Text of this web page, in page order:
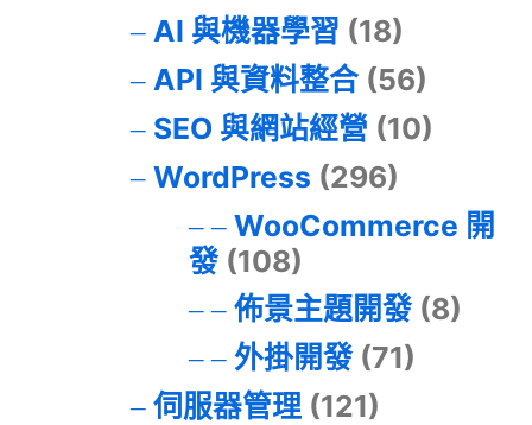
AI 與機器學習 (18)
API 與資料整合(56)
SEO 與網站經營 (10)
WordPress (296)
WooCommerce 開
發(108)
佈景主題開發(8)
外掛開發(71)
伺服器管理(121)